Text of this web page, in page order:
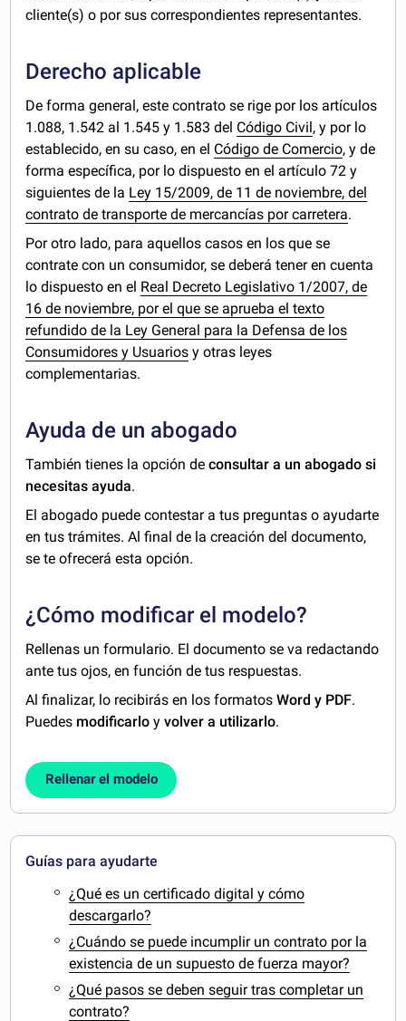
cliente(s) o por sus correspondientes representantes.
Derecho aplicable
De forma general, este contrato se rige por los artículos
1.088, 1.542 al 1.545 y 1.583 del Código Civil, y por lo
establecido, en su caso, en el Código de Comercio, y de
forma específica, por lo dispuesto en el artículo 72 y
siguientes de la Ley 15/2009, de 11 de noviembre, del
contrato de transporte de mercancías por carretera.
Por otro lado, para aquellos casos en los que se
contrate con un consumidor, se deberá tener en cuenta
lo dispuesto en el Real Decreto Legislativo 1/2007, de
16 de noviembre, por el que se aprueba el texto
refundido de la Ley General para la Defensa de los
Consumidores y Usuarios y otras leyes
complementarias.
Ayuda de un abogado
También tienes la opción deconsultar a un abogado si
necesitas ayuda.
El abogado puede contestar a tus preguntas o ayudarte
en tus trámites. Al final de la creación del documento,
se te ofrecerá esta opción.
¿Cómo modificar el modelo?
Rellenas un formulario. El documento se va redactando
ante tus ojos, en función de tus respuestas.
Al finalizar, lo recibirás en los formatosWord y PDF.
Puedes modificarlo yvolver a utilizarlo.
Rellenar el modelo
Guías para ayudarte
¿Qué es un certificado digital y cómo
descargarlo?
¿Cuándo se puede incumplir un contrato por la
existencia de un supuesto de fuerza mayor?
¿Qué pasos se deben seguir tras completar un
contrato?